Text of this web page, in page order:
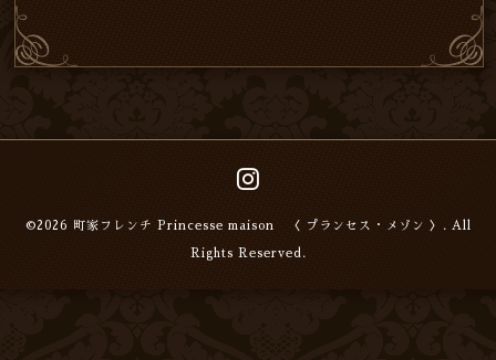
©2026 町家フレンチ Princesse maison 〈 プランセス・メゾン 〉 . All
Rights Reserved.